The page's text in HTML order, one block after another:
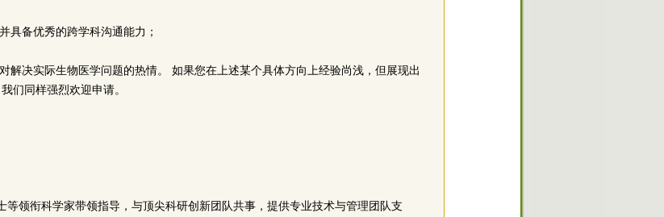
具备优秀的跨学科沟通能力；
解决实际生物医学问题的热情。 如果您在上述某个具体方向上经验尚浅，但展现出
们同样强烈欢迎申请。
等领衔科学家带领指导，与顶尖科研创新团队共事，提供专业技术与管理团队支